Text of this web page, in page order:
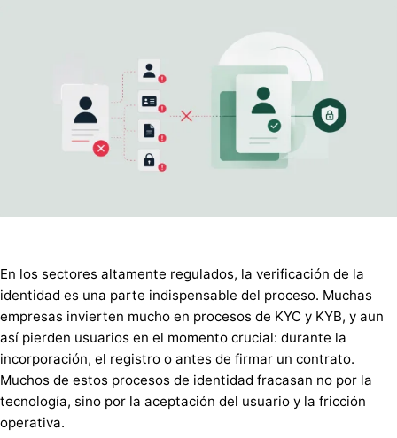
En los sectores altamente regulados, la verificación de la
identidad es una parte indispensable del proceso. Muchas
empresas invierten mucho en procesos de KYC y KYB, y aun
así pierden usuarios en el momento crucial: durante la
incorporación, el registro o antes de firmar un contrato.
Muchos de estos procesos de identidad fracasan no por la
tecnología, sino por la aceptación del usuario y la fricción
operativa.